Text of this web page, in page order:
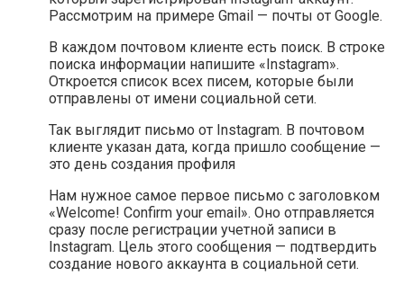
Рассмотрим на примере Gmail — почты от Google.
В каждом почтовом клиенте есть поиск. В строке
поиска информации напишите «Instagram».
Откроется список всех писем, которые были
отправлены от имени социальной сети.
Так выглядит письмо от Instagram. В почтовом
клиенте указан дата, когда пришло сообщение —
это день создания профиля
Нам нужное самое первое письмо с заголовком
«Welcome! Confirm your email». Оно отправляется
сразу после регистрации учетной записи в
Instagram. Цель этого сообщения — подтвердить
создание нового аккаунта в социальной сети.